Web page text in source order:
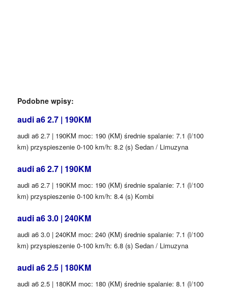
Podobne wpisy:
audi a6 2.7 | 190KM
audi a6 2.7 | 190KM moc: 190 (KM) średnie spalanie: 7.1 (l/100
km) przyspieszenie 0-100 km/h: 8.2 (s) Sedan / Limuzyna
audi a6 2.7 | 190KM
audi a6 2.7 | 190KM moc: 190 (KM) średnie spalanie: 7.1 (l/100
km) przyspieszenie 0-100 km/h: 8.4 (s) Kombi
audi a6 3.0 | 240KM
audi a6 3.0 | 240KM moc: 240 (KM) średnie spalanie: 7.1 (l/100
km) przyspieszenie 0-100 km/h: 6.8 (s) Sedan / Limuzyna
audi a6 2.5 | 180KM
audi a6 2.5 | 180KM moc: 180 (KM) średnie spalanie: 8.1 (l/100